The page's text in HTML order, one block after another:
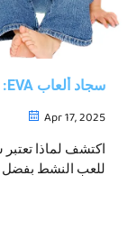
سجاد ألعاب EVA: حلول خفيفة الوزن للعب النشط
Apr 17, 2025
للعب النشط